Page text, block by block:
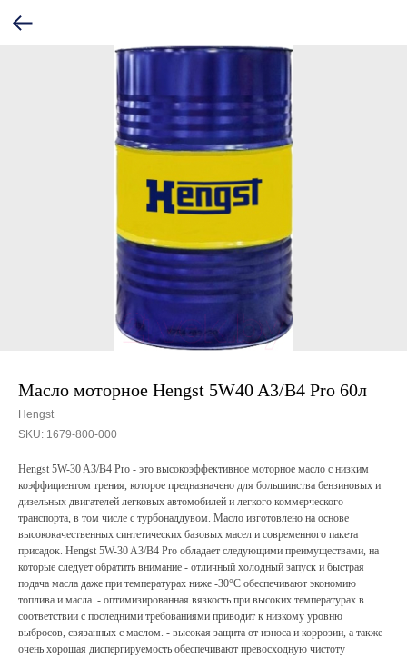
Масло моторное Hengst 5W40 A3/B4 Pro 60л
Hengst
SKU: 1679-800-000
Hengst 5W-30 A3/B4 Pro - это высокоэффективное моторное масло с низким
коэффициентом трения, которое предназначено для большинства бензиновых и
дизельных двигателей легковых автомобилей и легкого коммерческого
транспорта, в том числе с турбонаддувом. Масло изготовлено на основе
высококачественных синтетических базовых масел и современного пакета
присадок. Hengst 5W-30 A3/B4 Pro обладает следующими преимуществами, на
которые следует обратить внимание - отличный холодный запуск и быстрая
подача масла даже при температурах ниже -30°C обеспечивают экономию
топлива и масла. - оптимизированная вязкость при высоких температурах в
соответствии с последними требованиями приводит к низкому уровню
выбросов, связанных с маслом. - высокая защита от износа и коррозии, а также
очень хорошая диспергируемость обеспечивают превосходную чистоту